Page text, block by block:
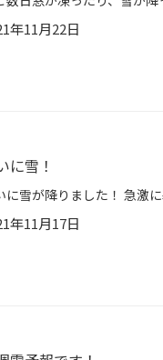
年11月22日
に雪！
年11月17日